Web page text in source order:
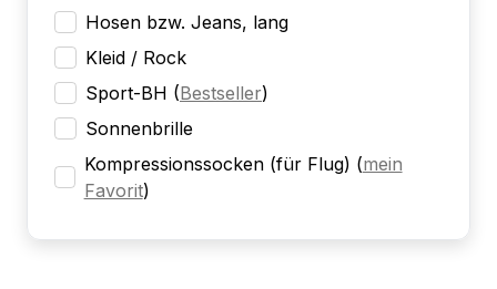
Hosen bzw. Jeans, lang
Kleid / Rock
Sport-BH (Bestseller)
Sonnenbrille
Kompressionssocken (für Flug) (mein
Favorit)